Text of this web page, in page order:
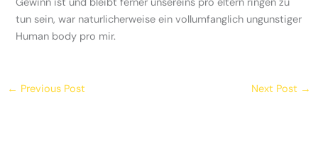
tun sein, war naturlicherweise ein vollumfanglich ungunstiger
Human body pro mir.
← Previous Post Next Post →